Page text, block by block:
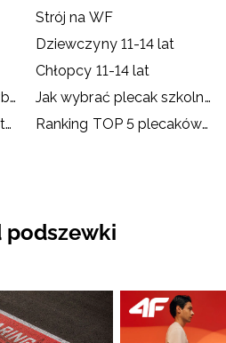
Strój na WF
Dziewczyny 11-14 lat
Chłopcy 11-14 lat
Jaki strój na WF – co wybrać dla dziecka?
Jak wybrać plecak szkolny?
Wygodne legginsy sportowe dla dzieci
Ranking TOP 5 plecaków szkolnych od 4F
podszewki